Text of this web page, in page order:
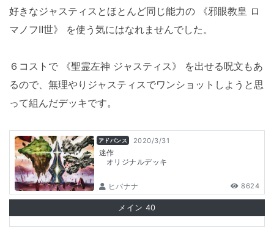
好きなジャスティスとほとんど同じ能力の 《邪眼教皇 ロ
マノフⅡ世》 を使う気にはなれませんでした。
６コストで 《聖霊左神 ジャスティス》 を出せる呪文もあ
るので、無理やりジャスティスでワンショットしようと思
って組んだデッキです。
アドバンス 2020/3/31
迷作
オリジナルデッキ
ヒバナナ 8624
メイン 40